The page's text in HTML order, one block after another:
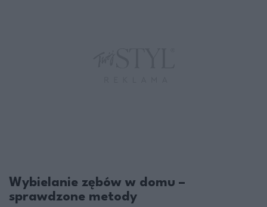
Wybielanie zębów w domu –
sprawdzone metody